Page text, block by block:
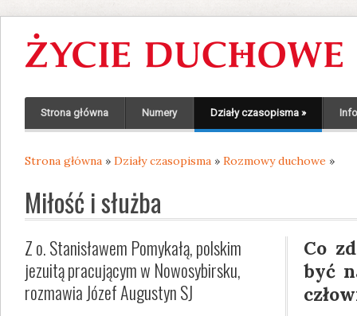
Strona główna Numery Działy czasopisma »
Jesteś tutaj
Strona główna » Działy czasopisma » Rozmowy duchowe »
Miłość i służba
Z o. Stanisławem Pomykałą, polskim
jezuitą pracującym w Nowosybirsku,
rozmawia Józef Augustyn SJ
Co
być